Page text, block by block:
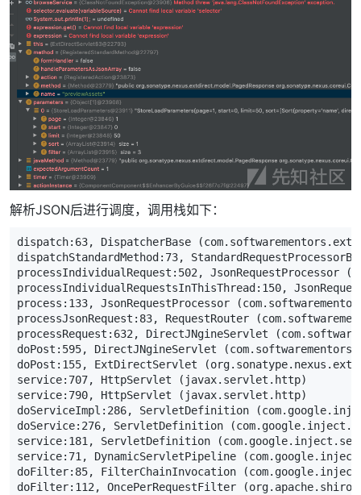
解析JSON后进行调度，调用栈如下：
dispatch: 63, DispatcherBase (com. softwarementors .
dispatchStandardMethod: 73,
processIndividualRequest: 502, JsonRequestProcessor (
processIndividualRequestsInThisThread: 150,
process: 133, JsonRequestProcessor (com.
processJsonRequest: 83, RequestRouter (com.
processRequest: 632, DirectJNgineServlet (com.
doPost: 595, DirectJNgineServlet (com. softwarementors
doPost: 155, ExtDirectServlet (org. sonatype. nexus .
service: 707, HttpServlet ( javax. servlet . http)
service: 790, HttpServlet ( javax. servlet . http)
doServiceImpl: 286, ServletDefinition (com. google.
doService: 276, ServletDefinition (com. google. inject .
service: 181, ServletDefinition (com. google. inject .
service: 71, DynamicServletPipeline (com. google. inject
doFilter: 85, FilterChainInvocation (com. google. inject
doFilter: 112, OncePerRequestFilter (org. apache. shiro